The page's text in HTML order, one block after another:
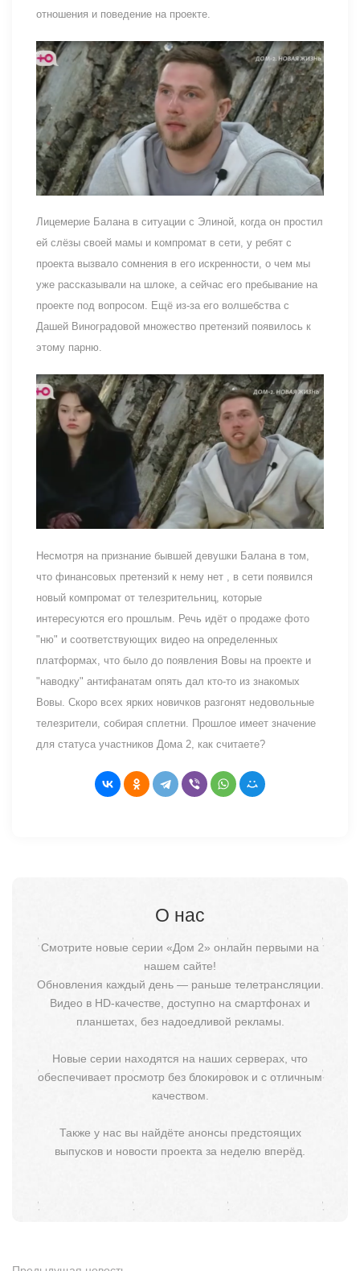
отношения и поведение на проекте.
Лицемерие Балана в ситуации с Элиной, когда он простил
ей слёзы своей мамы и компромат в сети, у ребят с
проекта вызвало сомнения в его искренности, о чем мы
уже рассказывали на шлоке, а сейчас его пребывание на
проекте под вопросом. Ещё из-за его волшебства с
Дашей Виноградовой множество претензий появилось к
этому парню.
Несмотря на признание бывшей девушки Балана в том,
что финансовых претензий к нему нет , в сети появился
новый компромат от телезрительниц, которые
интересуются его прошлым. Речь идёт о продаже фото
"ню" и соответствующих видео на определенных
платформах, что было до появления Вовы на проекте и
"наводку" антифанатам опять дал кто-то из знакомых
Вовы. Скоро всех ярких новичков разгонят недовольные
телезрители, собирая сплетни. Прошлое имеет значение
для статуса участников Дома 2, как считаете?
О нас
Смотрите новые серии «Дом 2» онлайн первыми на
нашем сайте!
Обновления каждый день — раньше телетрансляции.
Видео в HD-качестве, доступно на смартфонах и
планшетах, без надоедливой рекламы.
Новые серии находятся на наших серверах, что
обеспечивает просмотр без блокировок и с отличным
качеством.
Также у нас вы найдёте анонсы предстоящих
выпусков и новости проекта за неделю вперёд.